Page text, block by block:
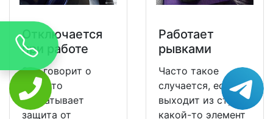
Отключается
при работе
Это говорит о
том, что
срабатывает
защита от
Работает
рывками
Часто такое
случается, если
выходит из строя
какой-то элемент